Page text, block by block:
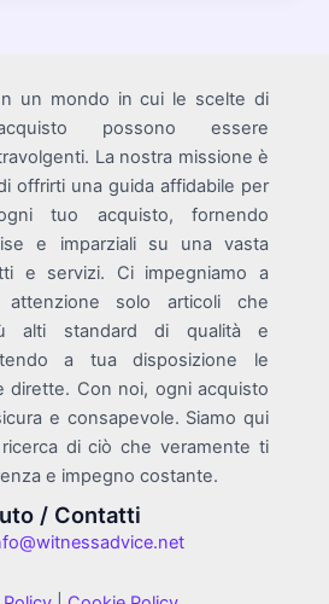
un mondo in cui le scelte di
possono essere
La nostra missione è
offrirti una guida affidabile per
tuo acquisto, fornendo
e imparziali su una vasta
e servizi. Ci impegniamo a
attenzione solo articoli che
alti standard di qualità e
a tua disposizione le
dirette. Con noi, ogni acquisto
e consapevole. Siamo qui
di ciò che veramente ti
e impegno costante.
/ Contatti